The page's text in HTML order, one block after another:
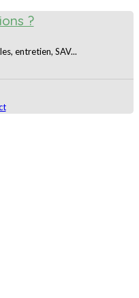
?
entretien, SAV...